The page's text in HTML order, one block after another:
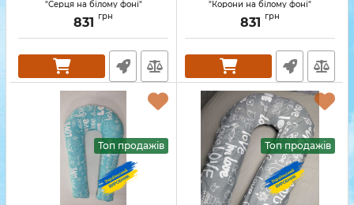
"Серця на білому фоні"
831 грн
"Корони на білому фоні"
831 грн
Топ продажів Топ продажів